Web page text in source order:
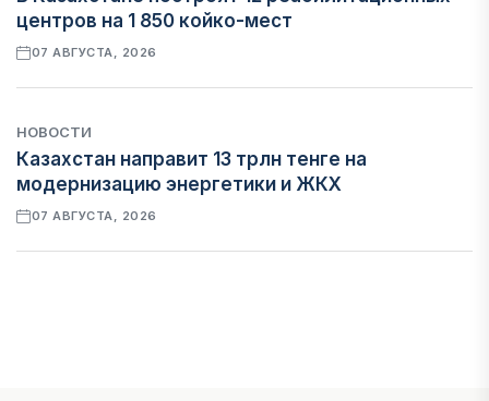
центров на 1 850 койко-мест
07 АВГУСТА, 2026
НОВОСТИ
Казахстан направит 13 трлн тенге на
модернизацию энергетики и ЖКХ
07 АВГУСТА, 2026